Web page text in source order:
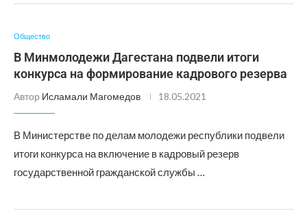
Общество
В Минмолодежи Дагестана подвели итоги
конкурса на формирование кадрового резерва
Автор Исламали Магомедов 18.05.2021
В Министерстве по делам молодежи республики подвели
итоги конкурса на включение в кадровый резерв
государственной гражданской службы …